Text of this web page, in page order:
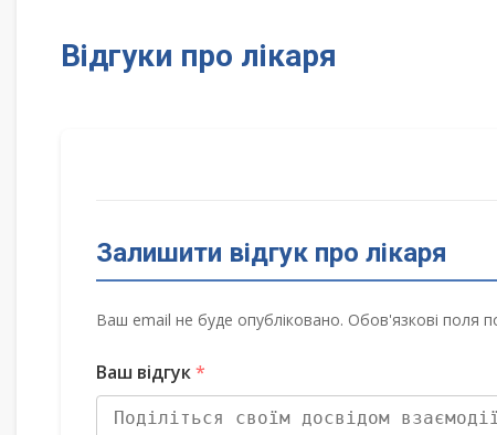
Відгуки про лікаря
Залишити відгук про лікаря
Ваш email не буде опубліковано. Обов'язкові поля
Ваш відгук*